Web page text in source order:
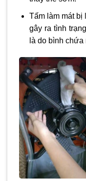
Tấm làm mát bị
gây ra tình
là do bình